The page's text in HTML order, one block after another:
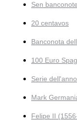
Sen banconote
20 centavos
Banconota
100 Euro
Serie
Mark
Felipe II